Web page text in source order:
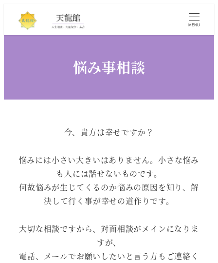
MENU
悩み事相談
今、貴方は幸せですか？
悩みには小さい大きいはありません。小さな悩み
も人には話せないものです。
何故悩みが生じてくるのか悩みの原因を知り、解
決して行く事が幸せの道作りです。
大切な相談ですから、対面相談がメインになりま
すが、
電話、メールでお願いしたいと言う方もご連絡く